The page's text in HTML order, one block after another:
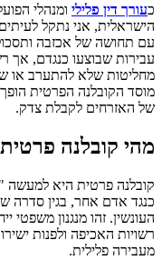
כעורך דין פלילי ומנהלי
הישראלית, אני נתקל
עם תחושה של אכזבה
עבירות שבוצעו כנגדם, אך
מחליטות שלא להתערב או
מוסד הקובלנה הפרטית
של האזרחים לקבלת צדק.
מהי קובלנה
קובלנה פרטית היא
כנגד אדם אחר, בגין סדרה
העונשין. זהו מנגנון
רשויות האכיפה ולפנות
מעבירה פלילית.